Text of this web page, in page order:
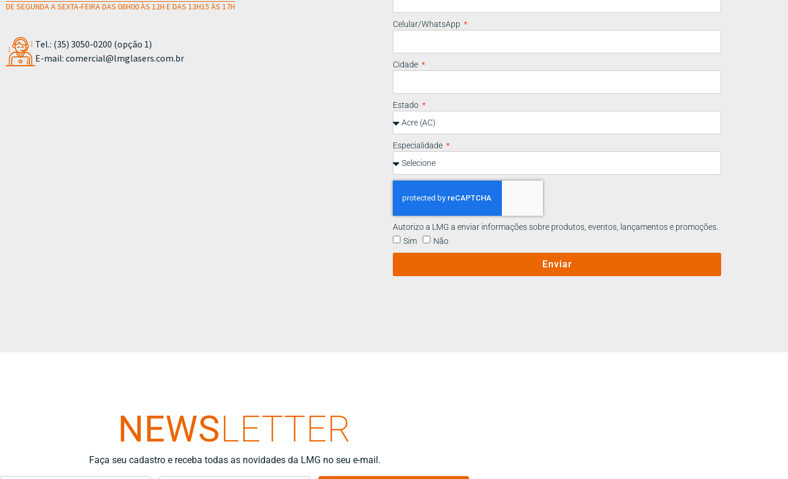
DE SEGUNDA A SEXTA-FEIRA DAS 08H00 ÀS 12H E DAS 13H15 ÀS 17H
Tel.: (35) 3050-0200 (opção 1)
E-mail: comercial@lmglasers.com.br
Celular/WhatsApp
Cidade
Estado
Especialidade
Autorizo a LMG a enviar informações sobre produtos, eventos, lançamentos e promoções.
Sim
Não
Enviar
NEWSLETTER
Faça seu cadastro e receba todas as novidades da LMG no seu e-mail.